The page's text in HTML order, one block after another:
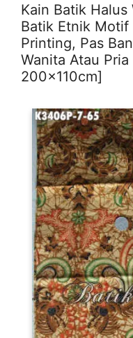
Kain Batik Halus
Batik Etnik Motif
Printing, Pas
Wanita Atau
200x110cm]